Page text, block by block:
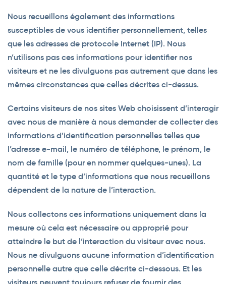
Nous recueillons également des informations
susceptibles de vous identifier personnellement, telles
que les adresses de protocole Internet (IP). Nous
n’utilisons pas ces informations pour identifier nos
visiteurs et ne les divulguons pas autrement que dans les
mêmes circonstances que celles décrites ci-dessus.
Certains visiteurs de nos sites Web choisissent d’interagir
avec nous de manière à nous demander de collecter des
informations d’identification personnelles telles que
l’adresse e-mail, le numéro de téléphone, le prénom, le
nom de famille (pour en nommer quelques-unes). La
quantité et le type d’informations que nous recueillons
dépendent de la nature de l’interaction.
Nous collectons ces informations uniquement dans la
mesure où cela est nécessaire ou approprié pour
atteindre le but de l’interaction du visiteur avec nous.
Nous ne divulguons aucune information d’identification
personnelle autre que celle décrite ci-dessous. Et les